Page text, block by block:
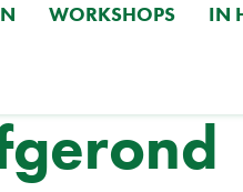
WORKSHOPS IN